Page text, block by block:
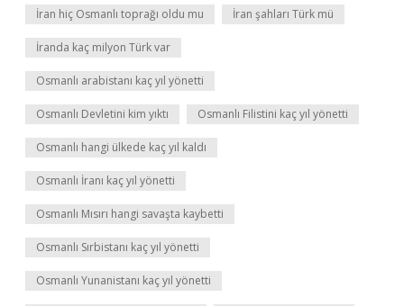
İran hiç Osmanlı toprağı oldu mu İran şahları Türk mü
İranda kaç milyon Türk var
Osmanlı arabistanı kaç yıl yönetti
Osmanlı Devletini kim yıktı Osmanlı Filistini kaç yıl yönetti
Osmanlı hangi ülkede kaç yıl kaldı
Osmanlı İranı kaç yıl yönetti
Osmanlı Mısırı hangi savaşta kaybetti
Osmanlı Sırbistanı kaç yıl yönetti
Osmanlı Yunanistanı kaç yıl yönetti